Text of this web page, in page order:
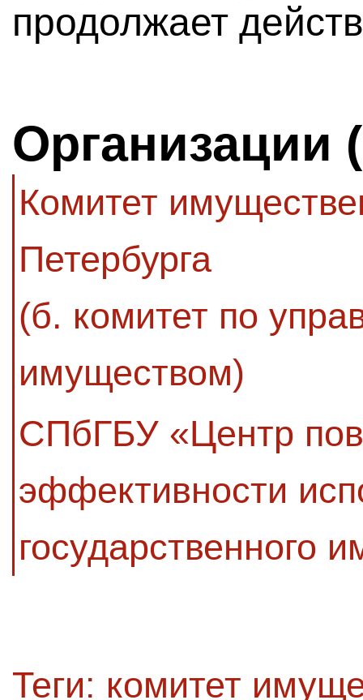
продолжает
Организации
Комитет
Петербурга
(б. комитет по
имуществом)
СПбГБУ «Центр
эффективности
государственного
Теги: комитет